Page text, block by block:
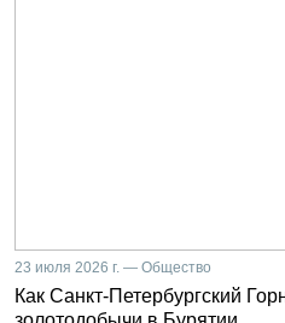
23 июля 2026 г. — Общество
Как Санкт-Петербургский